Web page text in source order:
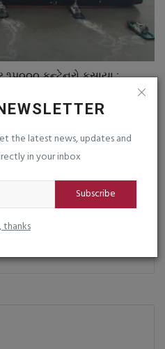
the latest news, updates and
in your inbox
Subscribe
thanks
૧પ૦૦૦ કન્ટેનરો ફસાયા :...